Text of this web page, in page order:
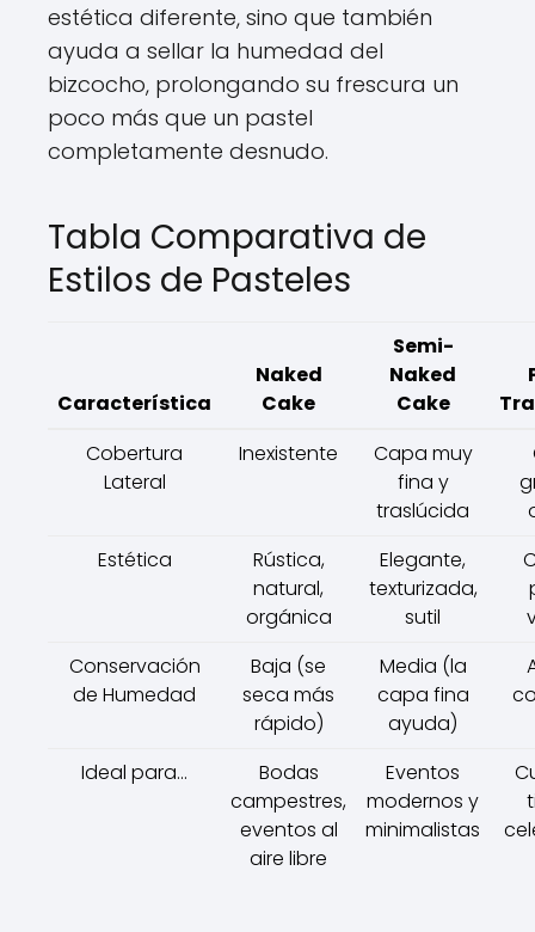
estética diferente, sino que también
ayuda a sellar la humedad del
bizcocho, prolongando su frescura un
poco más que un pastel
completamente desnudo.
Tabla Comparativa de
Estilos de Pasteles
Característica
Naked
Cake
Semi-
Naked
Cake
Cobertura
Lateral
Inexistente
Capa muy
fina y
traslúcida
Estética
Rústica,
natural,
orgánica
Elegante,
texturizada,
sutil
Conservación
de Humedad
Baja (se
seca más
rápido)
Media (la
capa fina
ayuda)
Ideal para...
Bodas
campestres,
eventos al
aire libre
Eventos
modernos y
minimalistas